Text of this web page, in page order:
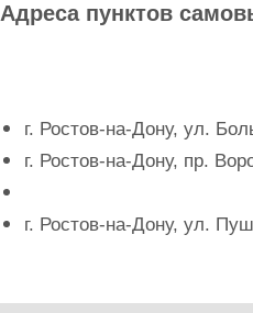
Адреса пунктов
г. Ростов-на-Дону, ул.
г. Ростов-на-Дону, пр.
г. Ростов-на-Дону, ул.